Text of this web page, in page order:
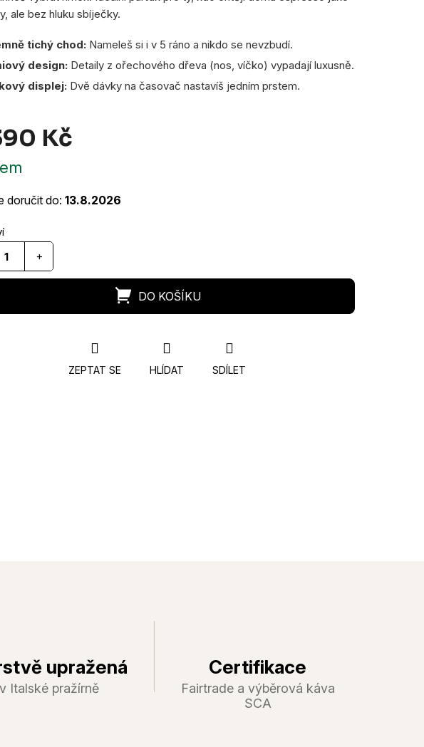
ale bez hluku sbíječky.
tichý chod: Nameleš si i v 5 ráno a nikdo se nevzbudí.
design: Detaily z ořechového dřeva (nos, víčko) vypadají luxusně.
displej: Dvě dávky na časovač nastavíš jedním prstem.
Kč
doručit do: 13.8.2026
+
ZEPTAT SE HLÍDAT SDÍLET
upražená
v Italské pražírně
Certifikace
Fairtrade a výběrová káva
SCA